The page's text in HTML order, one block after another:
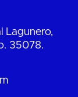
Lagunero,
35078.